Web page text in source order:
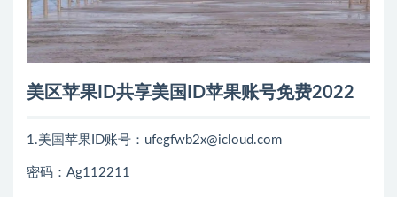
美区苹果ID共享美国ID苹果账号免费2022
1.美国苹果ID账号：ufegfwb2x@icloud.com
密码：Ag112211